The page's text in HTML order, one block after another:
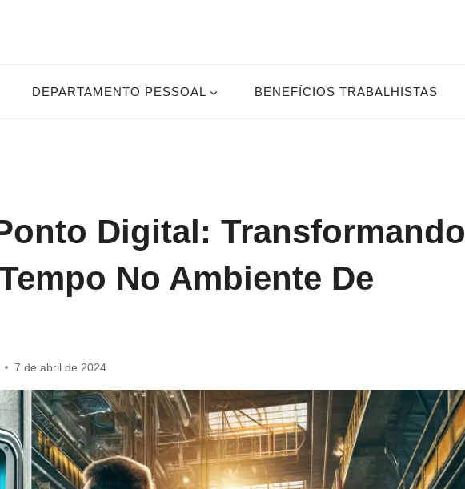
DEPARTAMENTO PESSOAL BENEFÍCIOS TRABALHISTAS
Digital: Transformando
No Ambiente De
7 de abril de 2024